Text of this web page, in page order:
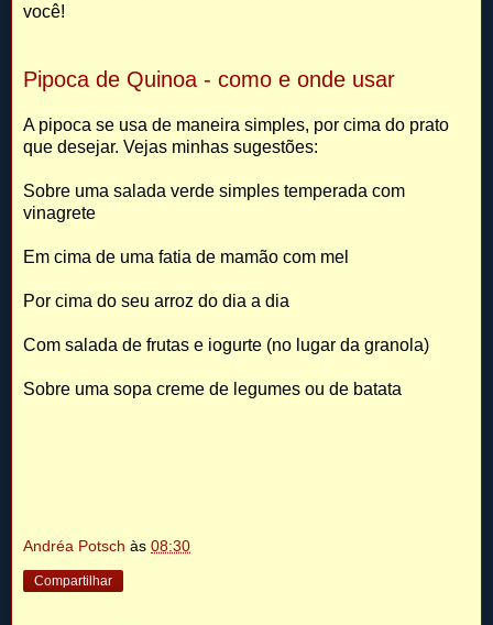
você!
Pipoca de Quinoa - como e onde usar
A pipoca se usa de maneira simples, por cima do prato
que desejar. Vejas minhas sugestões:
Sobre uma salada verde simples temperada com
vinagrete
Em cima de uma fatia de mamão com mel
Por cima do seu arroz do dia a dia
Com salada de frutas e iogurte (no lugar da granola)
Sobre uma sopa creme de legumes ou de batata
Andréa Potsch às 08:30
Compartilhar